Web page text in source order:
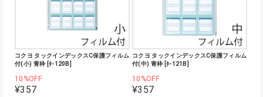
コクヨ タックインデックスC保護フィルム
付(小) 青枠 [ﾀ-120B]
10%OFF
¥357
コクヨ タックインデックスC保護フィルム
付(中) 青枠 [ﾀ-121B]
10%OFF
¥357